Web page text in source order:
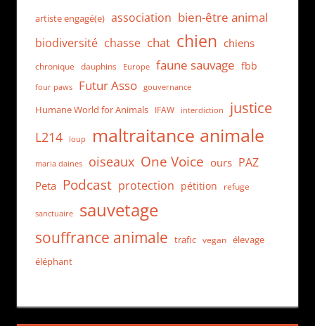
artiste engagé(e) association bien-être animal
biodiversité chasse chat chien chiens
chronique dauphins Europe faune sauvage fbb
four paws Futur Asso gouvernance
Humane World for Animals IFAW interdiction justice
L214 loup maltraitance animale
maria daines oiseaux One Voice ours PAZ
Peta Podcast protection pétition refuge
sanctuaire sauvetage
souffrance animale trafic vegan
élevage
éléphant